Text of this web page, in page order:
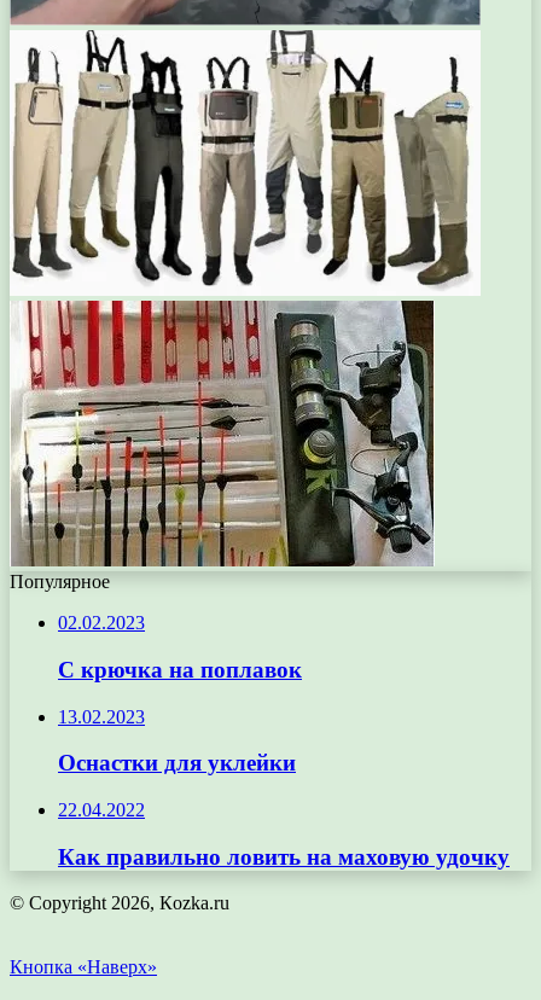
Популярное
02.02.2023
С крючка на поплавок
13.02.2023
Оснастки для уклейки
22.04.2022
Как правильно ловить на маховую удочку
© Copyright 2026, Кozka.ru
Кнопка «Наверх»